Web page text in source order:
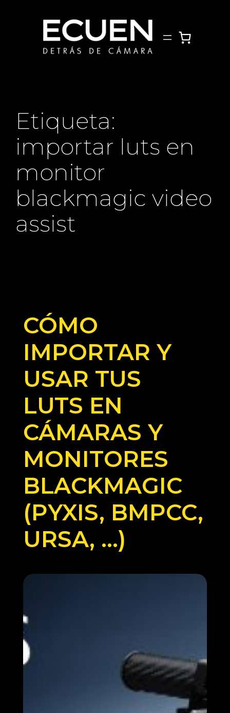
contenido
Etiqueta:
importar luts en
monitor
blackmagic video
assist
CÓMO
IMPORTAR Y
USAR TUS
LUTS EN
CÁMARAS Y
MONITORES
BLACKMAGIC
(PYXIS, BMPCC,
URSA, …)